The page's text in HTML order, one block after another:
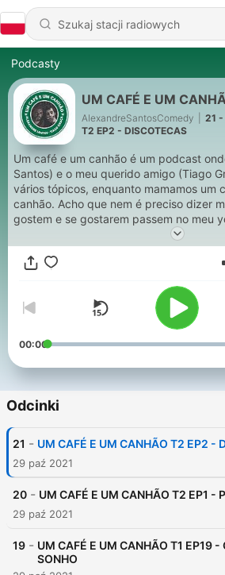
Podcasty
UM CAFÉ E UM
AlexandreSantosComedy
21 -
T2 EP2 - DISCOTECAS
Um café e um canhão é um podcast
Santos) e o meu querido amigo (Tiago
vários tópicos, enquanto mamamos um
canhão. Acho que nem é preciso dizer
gostem e se gostarem passem no meu
AlexandreSantosComedy e/ou
00:00
Odcinki
21 - UM CAFÉ E UM CANHÃO T2 EP2 -
29 paź 2021
20 - UM CAFÉ E UM CANHÃO T2 EP1 -
29 paź 2021
19 - UM CAFÉ E UM CANHÃO T1 EP19 -
SONHO